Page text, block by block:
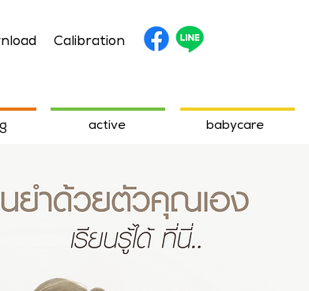
Calibration
active babycare